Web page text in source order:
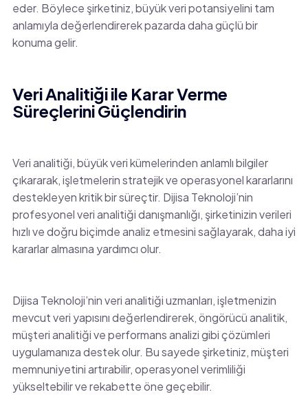
eder. Böylece şirketiniz, büyük veri potansiyelini tam
anlamıyla değerlendirerek pazarda daha güçlü bir
konuma gelir.
Veri Analitiği ile Karar Verme
Süreçlerini Güçlendirin
Veri analitiği, büyük veri kümelerinden anlamlı bilgiler
çıkararak, işletmelerin stratejik ve operasyonel kararlarını
destekleyen kritik bir süreçtir. Dijisa Teknoloji’nin
profesyonel veri analitiği danışmanlığı, şirketinizin verileri
hızlı ve doğru biçimde analiz etmesini sağlayarak, daha iyi
kararlar almasına yardımcı olur.
Dijisa Teknoloji’nin veri analitiği uzmanları, işletmenizin
mevcut veri yapısını değerlendirerek, öngörücü analitik,
müşteri analitiği ve performans analizi gibi çözümleri
uygulamanıza destek olur. Bu sayede şirketiniz, müşteri
memnuniyetini artırabilir, operasyonel verimliliği
yükseltebilir ve rekabette öne geçebilir.